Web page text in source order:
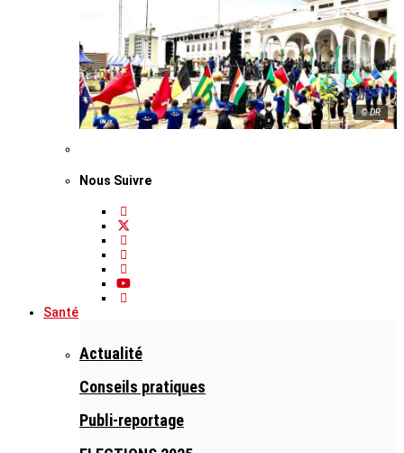
© DR
Nous Suivre
Santé
Actualité
Conseils pratiques
Publi-reportage